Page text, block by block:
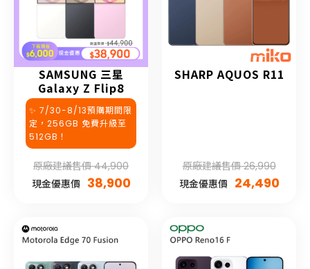
SAMSUNG 三星
Galaxy Z Flip8
✨ 7/30-8/13預購期間限
定，256GB 免費升級至
512GB！
原廠建議售價 44,900
現金優惠價 38,900
SHARP AQUOS R11
原廠建議售價 26,990
現金優惠價 24,490